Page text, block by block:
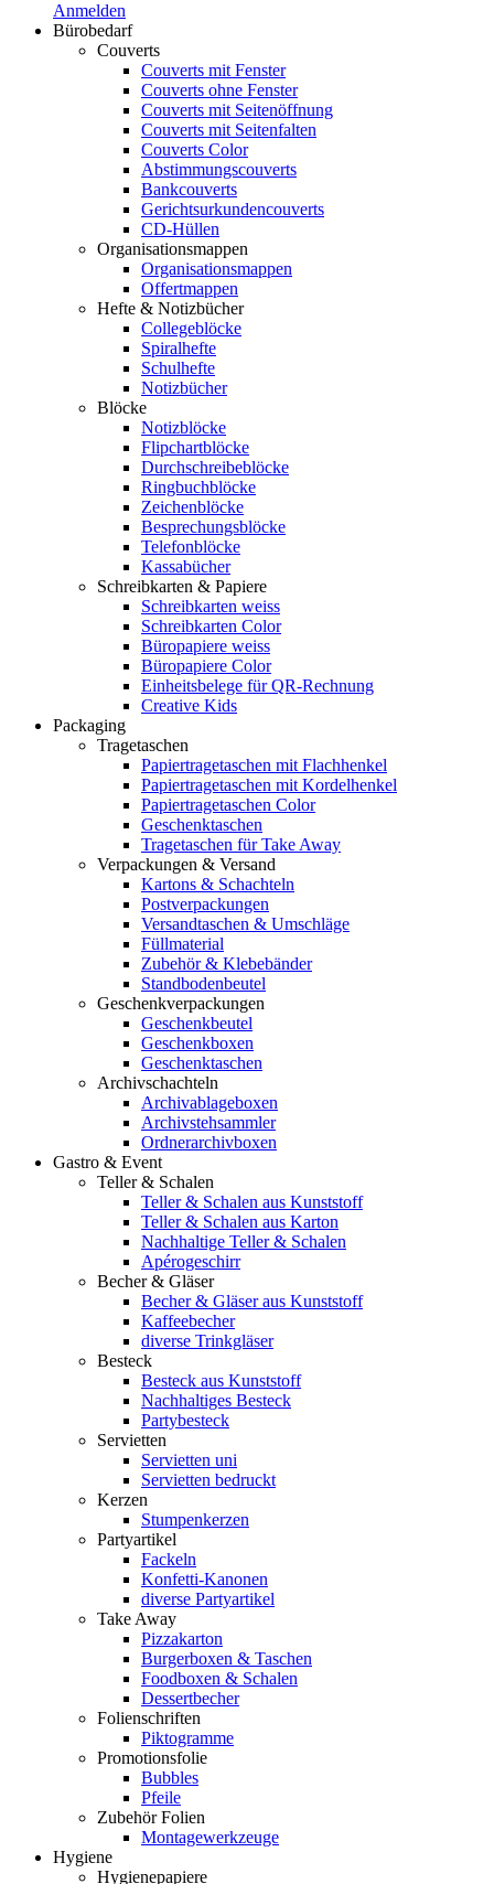
Anmelden
Bürobedarf
Couverts
Couverts mit Fenster
Couverts ohne Fenster
Couverts mit Seitenöffnung
Couverts mit Seitenfalten
Couverts Color
Abstimmungscouverts
Bankcouverts
Gerichtsurkundencouverts
CD-Hüllen
Organisationsmappen
Organisationsmappen
Offertmappen
Hefte & Notizbücher
Collegeblöcke
Spiralhefte
Schulhefte
Notizbücher
Blöcke
Notizblöcke
Flipchartblöcke
Durchschreibeblöcke
Ringbuchblöcke
Zeichenblöcke
Besprechungsblöcke
Telefonblöcke
Kassabücher
Schreibkarten & Papiere
Schreibkarten weiss
Schreibkarten Color
Büropapiere weiss
Büropapiere Color
Einheitsbelege für QR-Rechnung
Creative Kids
Packaging
Tragetaschen
Papiertragetaschen mit Flachhenkel
Papiertragetaschen mit Kordelhenkel
Papiertragetaschen Color
Geschenktaschen
Tragetaschen für Take Away
Verpackungen & Versand
Kartons & Schachteln
Postverpackungen
Versandtaschen & Umschläge
Füllmaterial
Zubehör & Klebebänder
Standbodenbeutel
Geschenkverpackungen
Geschenkbeutel
Geschenkboxen
Geschenktaschen
Archivschachteln
Archivablageboxen
Archivstehsammler
Ordnerarchivboxen
Gastro & Event
Teller & Schalen
Teller & Schalen aus Kunststoff
Teller & Schalen aus Karton
Nachhaltige Teller & Schalen
Apérogeschirr
Becher & Gläser
Becher & Gläser aus Kunststoff
Kaffeebecher
diverse Trinkgläser
Besteck
Besteck aus Kunststoff
Nachhaltiges Besteck
Partybesteck
Servietten
Servietten uni
Servietten bedruckt
Kerzen
Stumpenkerzen
Partyartikel
Fackeln
Konfetti-Kanonen
diverse Partyartikel
Take Away
Pizzakarton
Burgerboxen & Taschen
Foodboxen & Schalen
Dessertbecher
Folienschriften
Piktogramme
Promotionsfolie
Bubbles
Pfeile
Zubehör Folien
Montagewerkzeuge
Hygiene
Hygienepapiere